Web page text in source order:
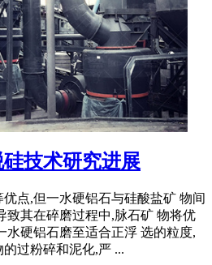
技术研究进展
点,但一水硬铝石与硅酸盐矿 物间
致其在碎磨过程中,脉石矿 物将优
水硬铝石磨至适合正浮 选的粒度,
过粉碎和泥化,严 ...